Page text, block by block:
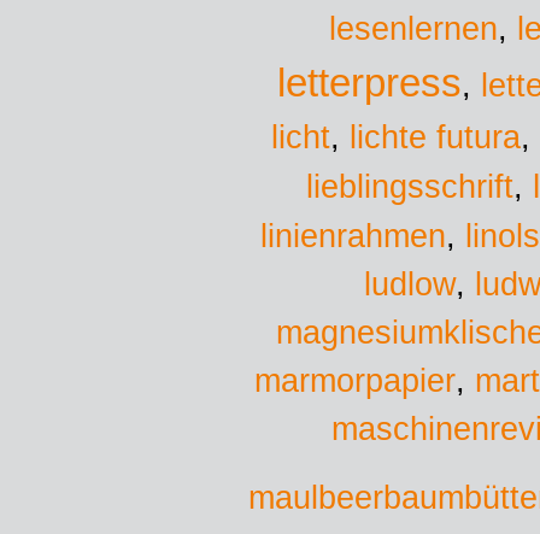
lesenlernen,
letterpress,
licht, lichte futura,
lieblingsschrift,
linienrahmen,
ludlow,
marmorpapier,